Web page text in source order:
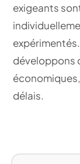
exigeants
développons
délais.